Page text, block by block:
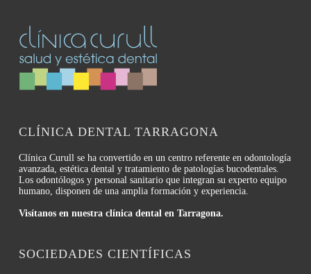
CLÍNICA DENTAL TARRAGONA
Clínica Curull se ha convertido en un centro referente en odontología
avanzada, estética dental y tratamiento de patologías bucodentales.
Los odontólogos y personal sanitario que integran su experto equipo
humano, disponen de una amplia formación y experiencia.
Visítanos en nuestra clínica dental en Tarragona.
SOCIEDADES CIENTÍFICAS